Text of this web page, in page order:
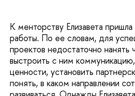
К менторству Елизавета
работы. По ее словам, для
проектов недостаточно нанять
выстроить с ним
ценности, установить
понять, в каком направлении